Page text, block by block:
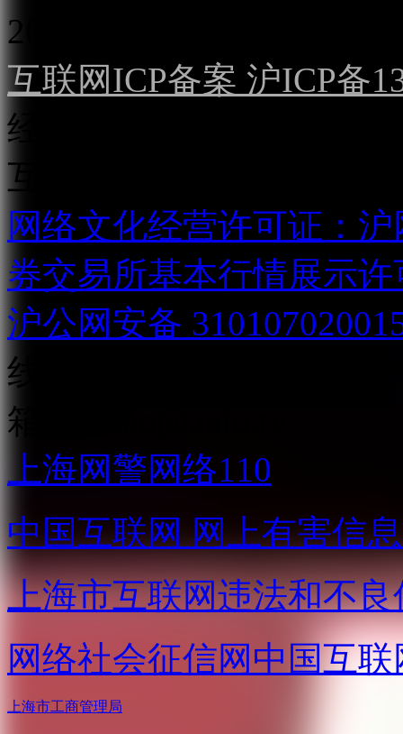
2022）
互联网ICP备案 沪ICP备
经营许可证（沪）字第
互联网直播服务企业备案
网络文化经营许可证：
券交易所基本行情展示许
沪公网安备
线：021-31268888
箱：
上海网警网络110
中国互联网 网上有害信
上海市互联网违法和不
网络社会征信网 中国互
上海市工商管理局